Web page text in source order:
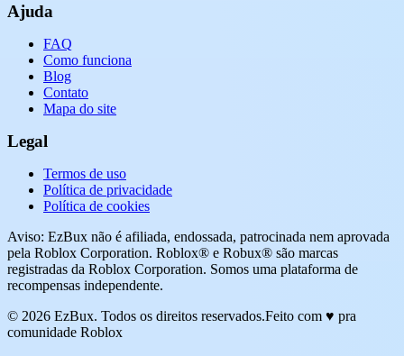
Ajuda
FAQ
Como funciona
Blog
Contato
Mapa do site
Legal
Termos de uso
Política de privacidade
Política de cookies
Aviso: EzBux não é afiliada, endossada, patrocinada nem aprovada
pela Roblox Corporation. Roblox® e Robux® são marcas
registradas da Roblox Corporation. Somos uma plataforma de
recompensas independente.
© 2026 EzBux. Todos os direitos reservados.Feito com ♥ pra
comunidade Roblox